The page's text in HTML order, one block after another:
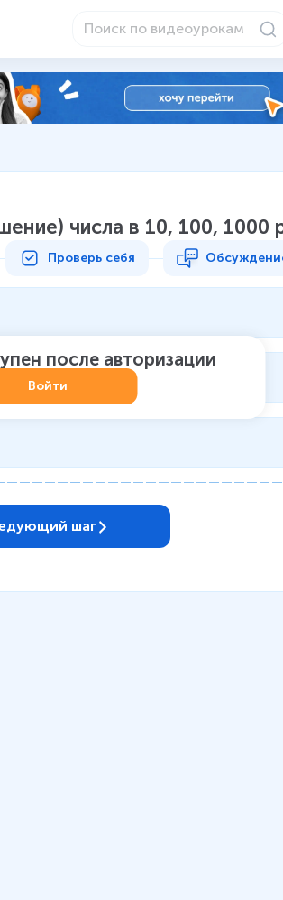
числа в 10, 100, 1000
Проверь себя
после авторизации
Войти
шаг